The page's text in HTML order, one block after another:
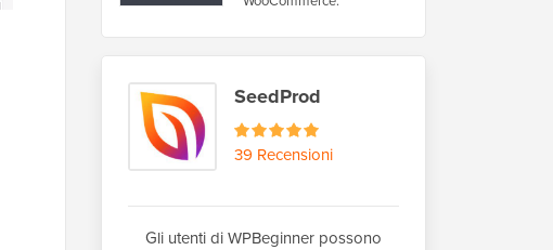
SeedProd
39 Recensioni
Gli utenti di WPBeginner possono